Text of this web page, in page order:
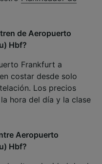
de Aeropuerto
Hbf?
Frankfurt a
costar desde solo
Los precios
hora del día y la clase
Aeropuerto
Hbf?